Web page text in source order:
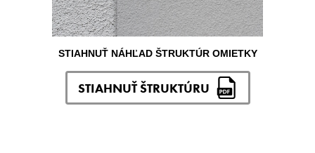
STIAHNUŤ NÁHĽAD ŠTRUKTÚR OMIETKY
STIAHNUŤ ŠTRUKTÚRU